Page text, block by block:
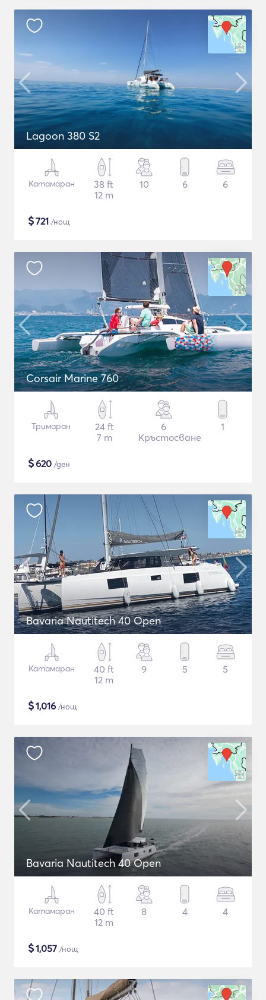
Lagoon 380 S2
Катамаран
38 ft
12 m
10 6 6
$721 /нощ
Corsair Marine 760
Тримаран
24 ft
7 m
6
Кръстосване
1
$620 /ден
Bavaria Nautitech 40 Open
Катамаран
40 ft
12 m
9 5 5
$1,016 /нощ
Bavaria Nautitech 40 Open
Катамаран
40 ft
12 m
8 4 4
$1,057 /нощ